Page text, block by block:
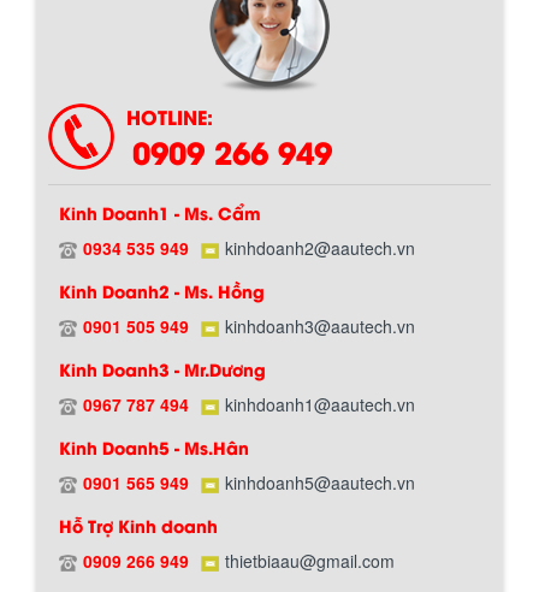
HOTLINE:
0909 266 949
Kinh Doanh1 - Ms. Cẩm
0934 535 949 kinhdoanh2@aautech.vn
Kinh Doanh2 - Ms. Hồng
0901 505 949 kinhdoanh3@aautech.vn
Kinh Doanh3 - Mr.Dương
0967 787 494 kinhdoanh1@aautech.vn
Kinh Doanh5 - Ms.Hân
0901 565 949 kinhdoanh5@aautech.vn
Hỗ Trợ Kinh doanh
0909 266 949 thietbiaau@gmail.com
Chính sách giao hàng
Bồn chứa giải nhiệt sơn, mực in có cấu
tạo gồm 2 lớp inox và được dùng để
làm giảm nhiệt độ của nguyên...